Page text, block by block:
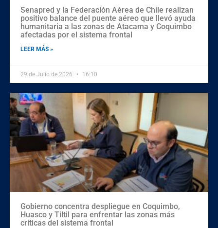
Senapred y la Federación Aérea de Chile realizan
positivo balance del puente aéreo que llevó ayuda
humanitaria a las zonas de Atacama y Coquimbo
afectadas por el sistema frontal
LEER MÁS »
29 de Julio de 2026 16:10
Gobierno concentra despliegue en Coquimbo,
Huasco y Tiltil para enfrentar las zonas más
críticas del sistema frontal